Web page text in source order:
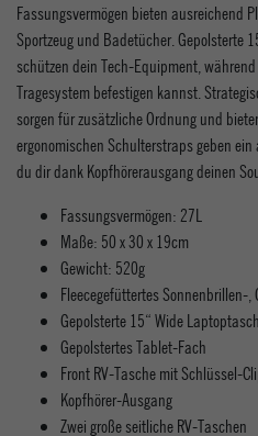
Fassungsvermögen bieten ausreichend
Sportzeug und Badetücher. Gepolsterte
schützen dein Tech-Equipment,
Tragesystem befestigen kannst.
sorgen für zusätzliche Ordnung und
ergonomischen Schulterstraps geben
du dir dank Kopfhörerausgang deinen
Fassungsvermögen: 27L
Maße: 50 x 30 x 19cm
Gewicht: 520g
Fleecegefüttertes Sonnenbrillen-
Gepolsterte 15“ Wide
Gepolstertes Tablet-Fach
Front RV-Tasche mit Schlüssel-
Kopfhörer-Ausgang
Zwei große seitliche RV-Taschen